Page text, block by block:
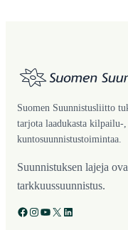
Suomen Suunnistusliitto
tarjota laadukasta kilpailu-
kuntosuunnistustoimintaa.
Suunnistuksen lajeja
tarkkuussuunnistus.
Facebook Instagram YouTube X LinkedIn